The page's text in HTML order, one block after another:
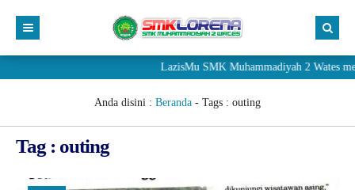
LazisMu SMK Muhammadiyah 2 Wates
Anda disini : Beranda - Tags : outing
Tag : outing